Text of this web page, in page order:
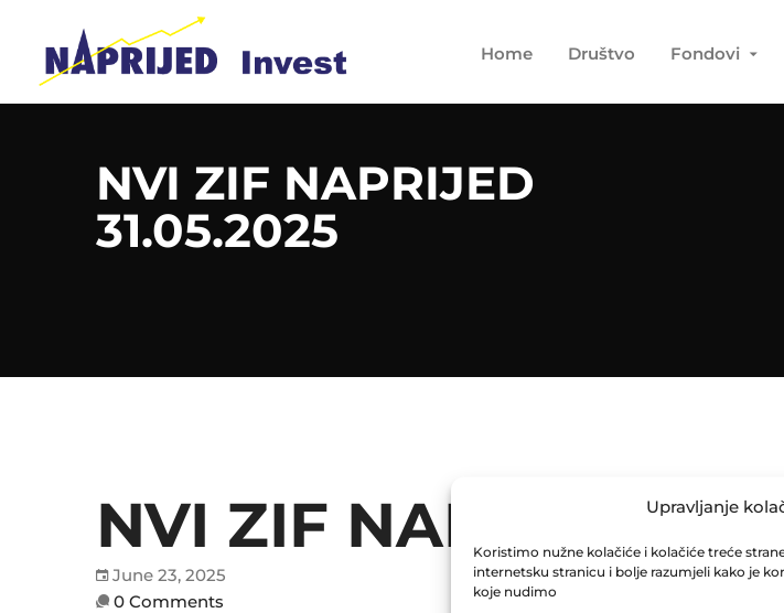
Upravljanje
Koristimo nužne kolačiće i kolačiće treće
internetsku stranicu i bolje razumjeli kako je
koje nudimo
Home Društvo Fondovi
NVI ZIF NAPRIJED
31.05.2025
NVI ZIF NAPRIJED
June 23, 2025
0 Comments